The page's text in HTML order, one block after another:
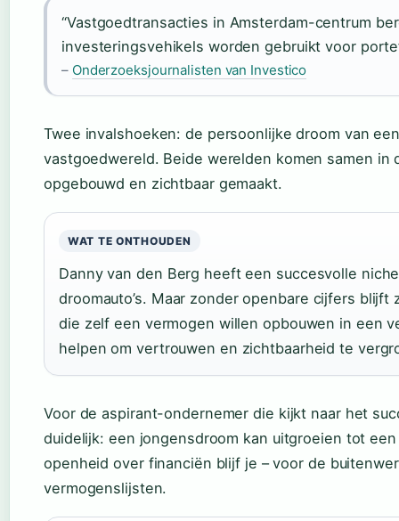
“Vastgoedtransacties in Amsterdam-centrum
investeringsvehikels worden gebruikt voor
– Onderzoeksjournalisten van Investico
Twee invalshoeken: de persoonlijke droom van
vastgoedwereld. Beide werelden komen samen in
opgebouwd en zichtbaar gemaakt.
WAT TE ONTHOUDEN
Danny van den Berg heeft een succesvolle
droomauto’s. Maar zonder openbare cijfers
die zelf een vermogen willen opbouwen in een
helpen om vertrouwen en zichtbaarheid te
Voor de aspirant-ondernemer die kijkt naar het
duidelijk: een jongensdroom kan uitgroeien tot
openheid over financiën blijf je – voor de
vermogenslijsten.